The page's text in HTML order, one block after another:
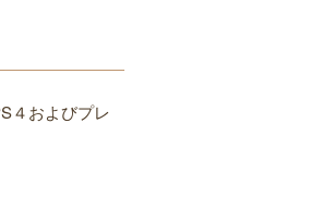
４およびプレ